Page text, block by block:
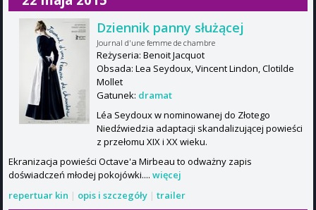
Dziennik panny służącej
Journal d'une femme de chambre
Reżyseria: Benoit Jacquot
Obsada: Lea Seydoux, Vincent Lindon, Clotilde
Mollet
Gatunek: dramat
Léa Seydoux w nominowanej do Złotego
Niedźwiedzia adaptacji skandalizującej powieści
z przełomu XIX i XX wieku.
Ekranizacja powieści Octave'a Mirbeau to odważny zapis
doświadczeń młodej pokojówki.... więcej
repertuar kin | opis i szczegóły | trailer